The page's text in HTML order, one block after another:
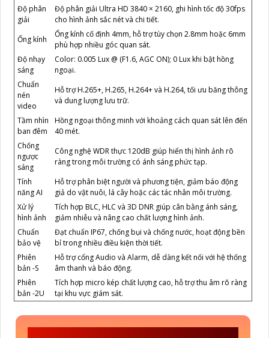
Độ phân
giải
Độ phân giải Ultra HD 3840 × 2160, ghi hình tốc độ 30fps
cho hình ảnh sắc nét và chi tiết.
Ống kính
Ống kính cố định 4mm, hỗ trợ tùy chọn 2.8mm hoặc 6mm
phù hợp nhiều góc quan sát.
Độ nhạy
sáng
Color: 0.005 Lux @ (F1.6, AGC ON); 0 Lux khi bật hồng
ngoại.
Chuẩn
nén
video
Hỗ trợ H.265+, H.265, H.264+ và H.264, tối ưu băng thông
và dung lượng lưu trữ.
Tầm nhìn
ban đêm
Hồng ngoại thông minh với khoảng cách quan sát lên đến
40 mét.
Chống
ngược
sáng
Công nghệ WDR thực 120dB giúp hiển thị hình ảnh rõ
ràng trong môi trường có ánh sáng phức tạp.
Tính
năng AI
Hỗ trợ phân biệt người và phương tiện, giảm báo động
giả do vật nuôi, lá cây hoặc các tác nhân môi trường.
Xử lý
hình ảnh
Tích hợp BLC, HLC và 3D DNR giúp cân bằng ánh sáng,
giảm nhiễu và nâng cao chất lượng hình ảnh.
Chuẩn
bảo vệ
Đạt chuẩn IP67, chống bụi và chống nước, hoạt động bền
bỉ trong nhiều điều kiện thời tiết.
Phiên
bản -S
Hỗ trợ cổng Audio và Alarm, dễ dàng kết nối với hệ thống
âm thanh và báo động.
Phiên
bản -2U
Tích hợp micro kép chất lượng cao, hỗ trợ thu âm rõ ràng
tại khu vực giám sát.